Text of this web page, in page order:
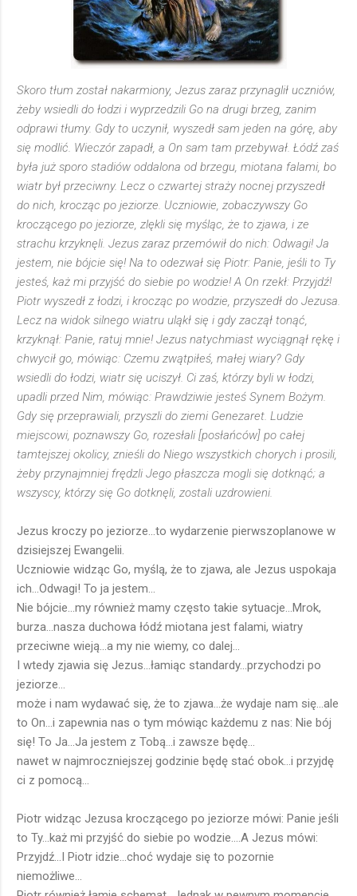
Skoro tłum został nakarmiony, Jezus zaraz przynaglił uczniów,
żeby wsiedli do łodzi i wyprzedzili Go na drugi brzeg, zanim
odprawi tłumy. Gdy to uczynił, wyszedł sam jeden na górę, aby
się modlić. Wieczór zapadł, a On sam tam przebywał. Łódź zaś
była już sporo stadiów oddalona od brzegu, miotana falami, bo
wiatr był przeciwny. Lecz o czwartej straży nocnej przyszedł
do nich, krocząc po jeziorze. Uczniowie, zobaczywszy Go
kroczącego po jeziorze, zlękli się myśląc, że to zjawa, i ze
strachu krzyknęli. Jezus zaraz przemówił do nich: Odwagi! Ja
jestem, nie bójcie się! Na to odezwał się Piotr: Panie, jeśli to Ty
jesteś, każ mi przyjść do siebie po wodzie! A On rzekł: Przyjdź!
Piotr wyszedł z łodzi, i krocząc po wodzie, przyszedł do Jezusa.
Lecz na widok silnego wiatru uląkł się i gdy zaczął tonąć,
krzyknął: Panie, ratuj mnie! Jezus natychmiast wyciągnął rękę i
chwycił go, mówiąc: Czemu zwątpiłeś, małej wiary? Gdy
wsiedli do łodzi, wiatr się uciszył. Ci zaś, którzy byli w łodzi,
upadli przed Nim, mówiąc: Prawdziwie jesteś Synem Bożym.
Gdy się przeprawiali, przyszli do ziemi Genezaret. Ludzie
miejscowi, poznawszy Go, rozesłali [posłańców] po całej
tamtejszej okolicy, znieśli do Niego wszystkich chorych i prosili,
żeby przynajmniej frędzli Jego płaszcza mogli się dotknąć; a
wszyscy, którzy się Go dotknęli, zostali uzdrowieni.
Jezus kroczy po jeziorze...to wydarzenie pierwszoplanowe w
dzisiejszej Ewangelii.
Uczniowie widząc Go, myślą, że to zjawa, ale Jezus uspokaja
ich...Odwagi! To ja jestem...
Nie bójcie...my również mamy często takie sytuacje...Mrok,
burza...nasza duchowa łódź miotana jest falami, wiatry
przeciwne wieją...a my nie wiemy, co dalej...
I wtedy zjawia się Jezus...łamiąc standardy...przychodzi po
jeziorze...
może i nam wydawać się, że to zjawa...że wydaje nam się...ale
to On...i zapewnia nas o tym mówiąc każdemu z nas: Nie bój
się! To Ja...Ja jestem z Tobą...i zawsze będę...
nawet w najmroczniejszej godzinie będę stać obok...i przyjdę
ci z pomocą...
Piotr widząc Jezusa kroczącego po jeziorze mówi: Panie jeśli
to Ty...każ mi przyjść do siebie po wodzie....A Jezus mówi:
Przyjdź...I Piotr idzie...choć wydaje się to pozornie
niemożliwe...